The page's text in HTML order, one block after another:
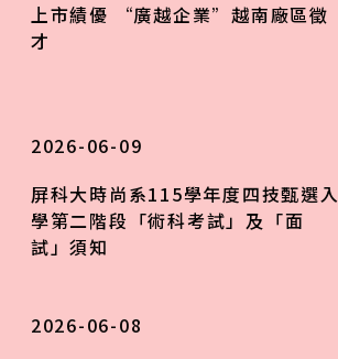
上市績優 “廣越企業”越南廠區徵
才
2026-06-09
屏科大時尚系115學年度四技甄選入
學第二階段「術科考試」及「面
試」須知
2026-06-08